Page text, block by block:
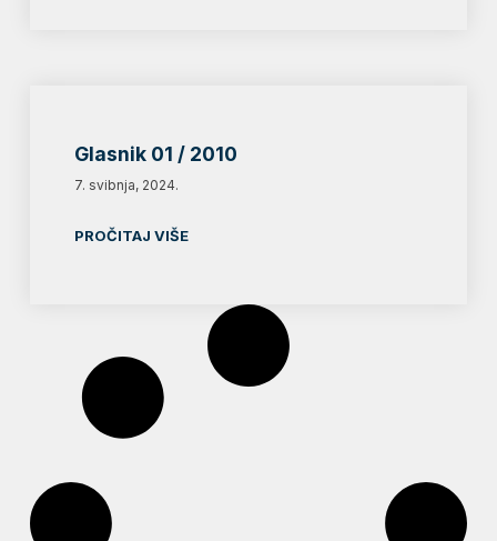
Glasnik 01 / 2010
7. svibnja, 2024.
PROČITAJ VIŠE